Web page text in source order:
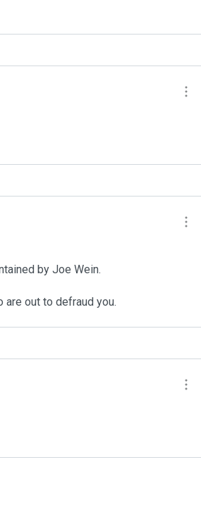
by Joe Wein.
out to defraud you.